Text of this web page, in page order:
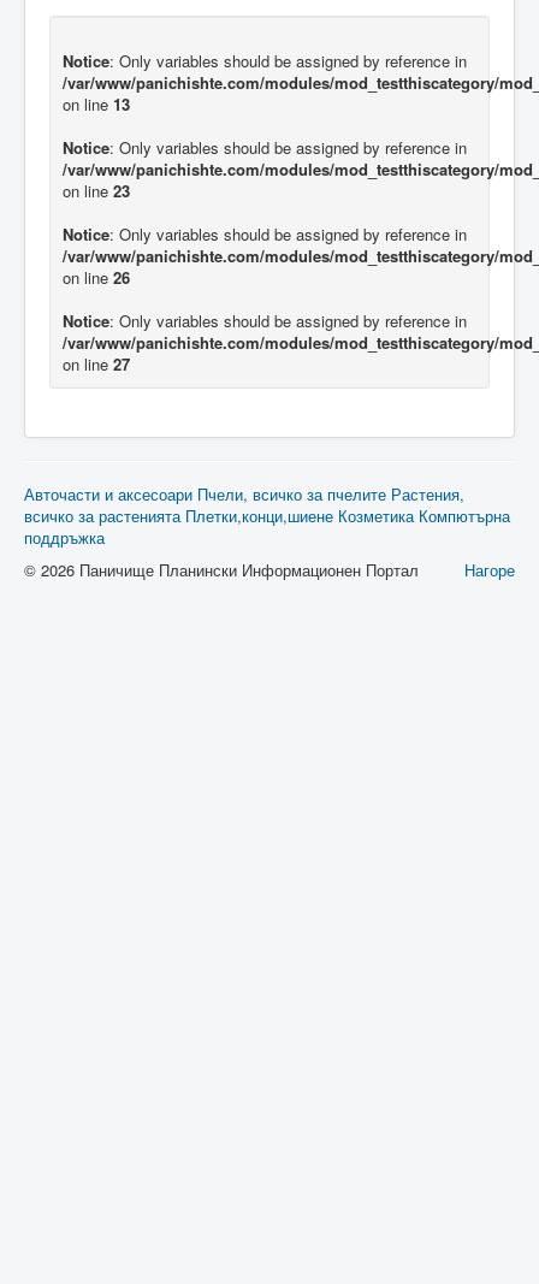
Notice: Only variables should be assigned by reference in
/var/www/panichishte.com/modules/mod_testthiscategory/
on line 13
Notice: Only variables should be assigned by reference in
/var/www/panichishte.com/modules/mod_testthiscategory/
on line 23
Notice: Only variables should be assigned by reference in
/var/www/panichishte.com/modules/mod_testthiscategory/
on line 26
Notice: Only variables should be assigned by reference in
/var/www/panichishte.com/modules/mod_testthiscategory/
on line 27
Авточасти и аксесоари Пчели, всичко за пчелите Растения,
всичко за растенията Плетки,конци,шиене Козметика Компютърна
поддръжка
Нагоре
© 2026 Паничище Планински Информационен Портал